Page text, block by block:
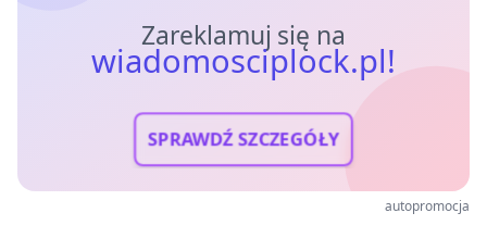
Zareklamuj się na
wiadomosciplock.pl!
SPRAWDŹ SZCZEGÓŁY
autopromocja